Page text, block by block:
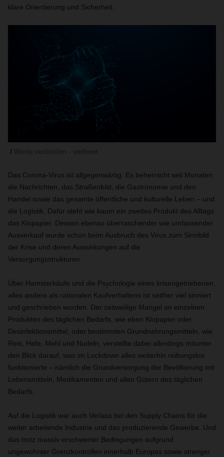
klare Orientierung und Sicherheit.
Das Corona-Virus ist allgegenwärtig. Es beherrscht seit Monaten
die Nachrichten, das Straßenbild, die Gastronomie und den
Handel sowie das gesamte öffentliche und kulturelle Leben – und
die Logistik. Dafür steht wie kaum ein zweites Produkt des Alltags
das Klopapier. Dessen ebenso überraschender wie umfassender
Ausverkauf wurde schon beim Ausbruch des Virus zum Sinnbild
der Krise und deren Auswirkungen auf die
Versorgungsstrukturen.
Über Hamsterkäufe und die Psychologie eines krisengetriebenen,
alles andere als rationalen Kaufverhaltens ist seither viel sinniert
und geschrieben worden. Der zeitweilige Mangel an einzelnen
Produkten des täglichen Bedarfs, wie eben Klopapier oder
Desinfektionsmittel, oder bestimmten Grundnahrungsmitteln, wie
Reis, Hefe, Mehl und Nudeln, verstellte dabei allerdings mitunter
den Blick darauf, was im Lockdown alles weiterhin reibungslos
funktionierte – nämlich die Grundversorgung der Bevölkerung mit
Lebensmitteln, Medikamenten und allen Gütern des täglichen
Bedarfs.
Auf die Logistik war auch Verlass bei den Supply Chains für die
weiter arbeitende Industrie und das produzierende Gewerbe. Und
das trotz massiv erschwerter Bedingungen aufgrund
ungewohnter Grenzkontrollen innerhalb Europas sowie strenger